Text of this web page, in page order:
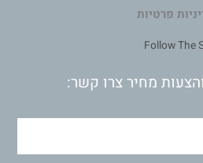
פרטיות
מחיר צרו קשר: